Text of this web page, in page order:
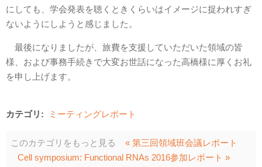
にしても、学会発表を聴くときくらいはイメージに捉われすぎ
ないようにしようと感じました。
最後になりましたが、旅費を支援していただいた領域の皆
様、および事務手続きで大変お世話になった高橋様に厚くお礼
を申し上げます。
カテゴリ: ミーティングレポート
このカテゴリをもっと見る
« 第三回領域班会議レポート
Cell symposium: Functional RNAs 2016参加レポート »